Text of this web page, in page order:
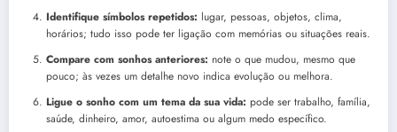
Identifique símbolos repetidos: lugar, pessoas, objetos, clima,
horários; tudo isso pode ter ligação com memórias ou situações reais.
Compare com sonhos anteriores: note o que mudou, mesmo que
pouco; às vezes um detalhe novo indica evolução ou melhora.
Ligue o sonho com um tema da sua vida: pode ser trabalho, família,
saúde, dinheiro, amor, autoestima ou algum medo específico.